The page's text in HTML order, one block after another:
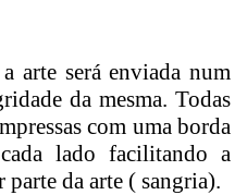
arte será enviada num
da mesma. Todas
com uma borda
lado facilitando a
da arte ( sangria).